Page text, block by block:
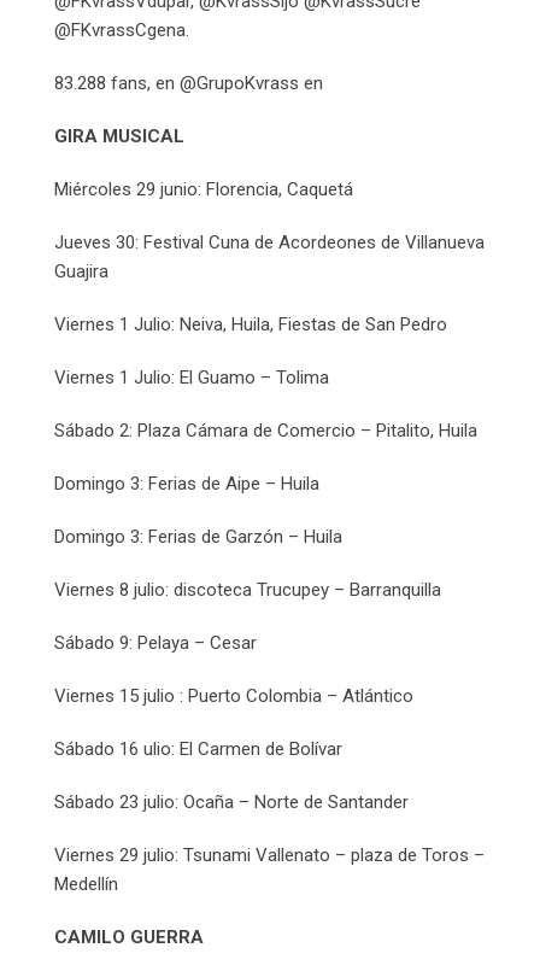
@FKvrassCgena.
83.288 fans, en @GrupoKvrass en
GIRA MUSICAL
Miércoles 29 junio: Florencia, Caquetá
Jueves 30: Festival Cuna de Acordeones de Villanueva
Guajira
Viernes 1 Julio: Neiva, Huila, Fiestas de San Pedro
Viernes 1 Julio: El Guamo – Tolima
Sábado 2: Plaza Cámara de Comercio – Pitalito, Huila
Domingo 3: Ferias de Aipe – Huila
Domingo 3: Ferias de Garzón – Huila
Viernes 8 julio: discoteca Trucupey – Barranquilla
Sábado 9: Pelaya – Cesar
Viernes 15 julio : Puerto Colombia – Atlántico
Sábado 16 ulio: El Carmen de Bolívar
Sábado 23 julio: Ocaña – Norte de Santander
Viernes 29 julio: Tsunami Vallenato – plaza de Toros –
Medellín
CAMILO GUERRA